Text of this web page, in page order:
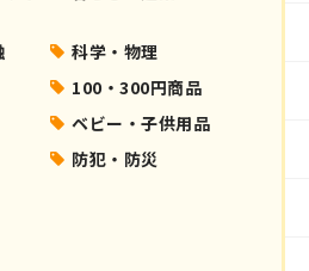
科学・物理
100・300円商品
ベビー・子供用品
防犯・防災